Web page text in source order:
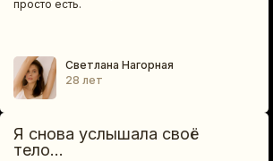
просто есть.
Светлана Нагорная
28 лет
Я снова услышала своё
тело...